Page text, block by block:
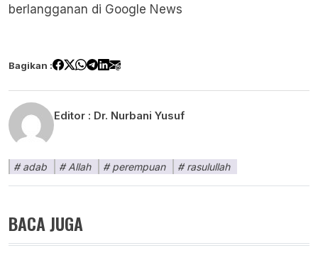
berlangganan di Google News
Bagikan :
Editor : Dr. Nurbani Yusuf
adab Allah perempuan rasulullah
BACA JUGA